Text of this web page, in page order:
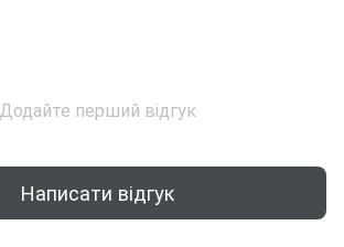
Додайте перший відгук
Написати відгук